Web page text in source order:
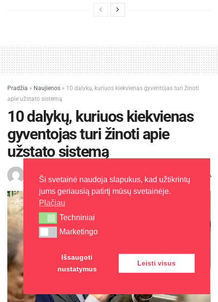
Pradžia » Naujienos » 10 dalykų, kuriuos kiekvienas gyventojas turi žinoti
apie užstato sistemą
10 dalykų, kuriuos kiekvienas
gyventojas turi žinoti apie
užstato sistemą
J. Šalaševičienė Laikas: 3 min skaitymo A
Ši svetainė naudoja slapukus, kad užtikrintų
jums geriausią patirtį mūsų svetainėje.
Plačiau
Techniniai
Techniniai
Marketingo
Marketingo
Išsaugoti
nustatymus
Leisti visus